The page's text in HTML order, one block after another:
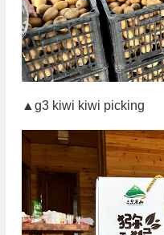
▲g3 kiwi kiwi picking